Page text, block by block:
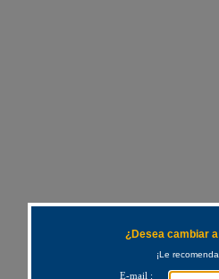
¿Desea cambiar
¡Le
E-mail :